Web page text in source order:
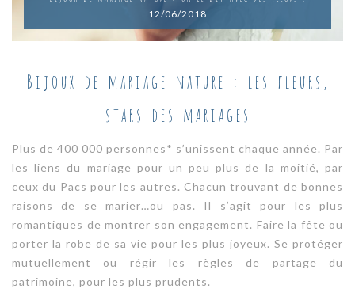
12/06/2018
Bijoux de mariage nature : les fleurs,
stars des mariages
Plus de 400 000 personnes* s’unissent chaque année. Par
les liens du mariage pour un peu plus de la moitié, par
ceux du Pacs pour les autres. Chacun trouvant de bonnes
raisons de se marier…ou pas. Il s’agit pour les plus
romantiques de montrer son engagement. Faire la fête ou
porter la robe de sa vie pour les plus joyeux. Se protéger
mutuellement ou régir les règles de partage du
patrimoine, pour les plus prudents.